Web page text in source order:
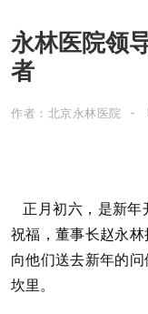
永林医院领
者
作者：北京永林医院
正月初六， 是新年
祝福， 董事长赵永
向他们送去新年的
坎里。